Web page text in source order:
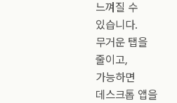
느껴질 수
있습니다.
무거운 탭을
줄이고,
가능하면
데스크톱 앱을